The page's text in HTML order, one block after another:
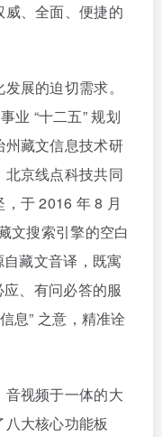
、全面、便捷的
展的迫切需求。
业 “十二五” 规划
州藏文信息技术研
京线点科技共同
于 2016 年 8 月
文搜索引擎的空白
藏文音译，既寓
、有问必答的服
息” 之意，精准诠
视频于一体的大
大核心功能板